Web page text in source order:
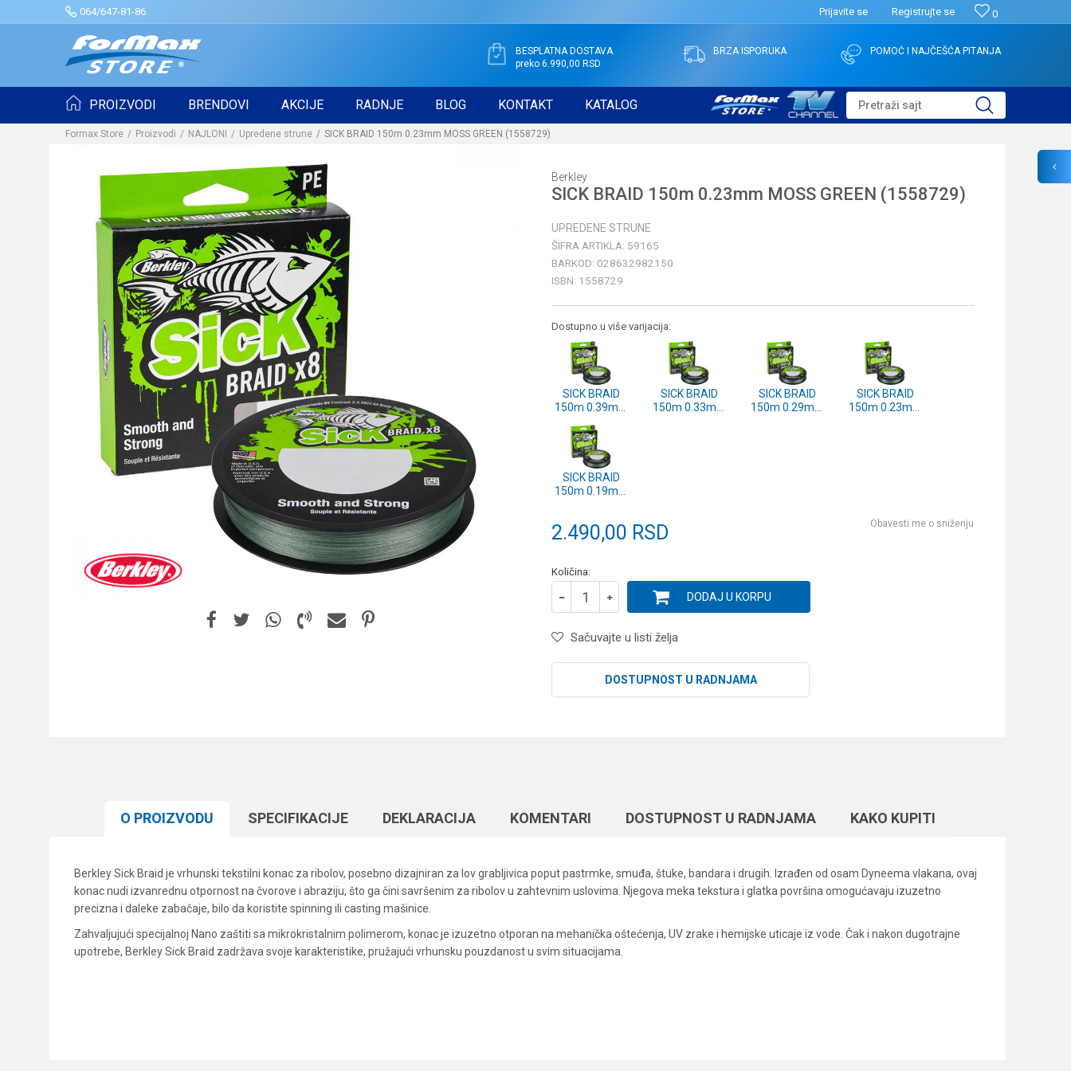
064/647-81-86 0
Prijavite se Registrujte se
BESPLATNA DOSTAVA
preko 6.990,00 RSD
BRZA ISPORUKA POMOĆ I NAJČEŠĆA PITANJA
PROIZVODI BRENDOVI AKCIJE RADNJE BLOG KONTAKT KATALOG Pretraži sajt
Formax Store Proizvodi NAJLONI Upredene strune SICK BRAID 150m 0.23mm MOSS GREEN (1558729)
Berkley
SICK BRAID 150m 0.23mm MOSS GREEN (1558729)
UPREDENE STRUNE
ŠIFRA ARTIKLA: 59165
BARKOD: 028632982150
ISBN: 1558729
Dostupno u više varijacija:
SICK BRAID
150m 0.39mm
(1558732)
SICK BRAID
150m 0.33mm
SICK BRAID
150m 0.29mm
SICK BRAID
150m 0.23mm
SICK BRAID
150m 0.19mm
2.490,00 RSD Obavesti me o sniženju
Količina:
DODAJ U KORPU
Sačuvajte u listi želja
DOSTUPNOST U RADNJAMA
O PROIZVODU SPECIFIKACIJЕ DEKLARACIJA KOMENTARI DOSTUPNOST U RADNJAMA KAKO KUPITI
Berkley Sick Braid je vrhunski tekstilni konac za ribolov, posebno dizajniran za lov grabljivica poput pastrmke, smuđa, štuke, bandara i drugih. Izrađen od osam Dyneema vlakana, ovaj
konac nudi izvanrednu otpornost na čvorove i abraziju, što ga čini savršenim za ribolov u zahtevnim uslovima. Njegova meka tekstura i glatka površina omogućavaju izuzetno
precizna i daleke zabačaje, bilo da koristite spinning ili casting mašinice.
Zahvaljujući specijalnoj Nano zaštiti sa mikrokristalnim polimerom, konac je izuzetno otporan na mehanička oštećenja, UV zrake i hemijske uticaje iz vode. Čak i nakon dugotrajne
upotrebe, Berkley Sick Braid zadržava svoje karakteristike, pružajući vrhunsku pouzdanost u svim situacijama.